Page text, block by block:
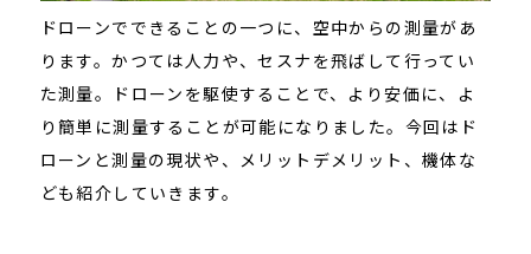
ドローンでできることの一つに、空中からの測量があ
ります。かつては人力や、セスナを飛ばして行ってい
た測量。
ドローンを駆使することで、より安価に、よ
り簡単に測量することが可能になりました。 今回はド
ローンと測量の現状や、メリットデメリット、機体な
ども紹介していきます。